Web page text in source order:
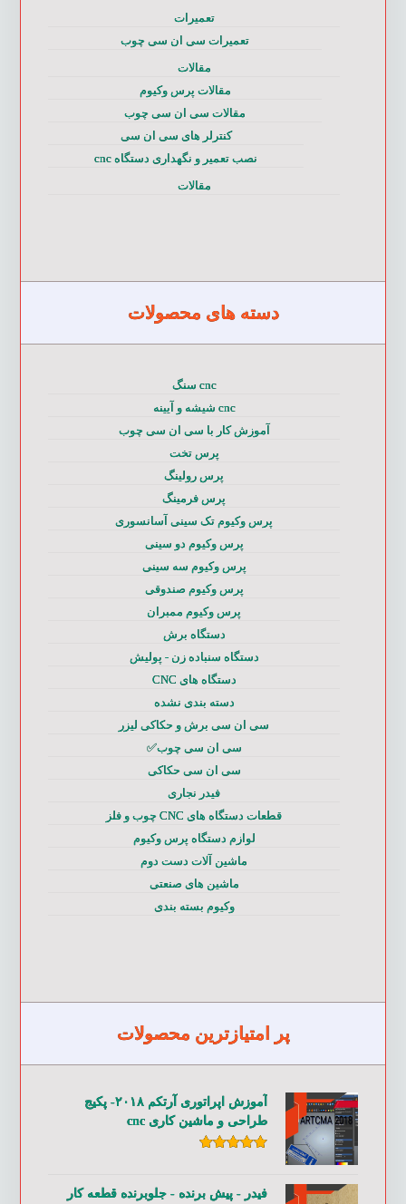
تعمیرات
تعمیرات سی ان سی چوب
مقالات
مقالات پرس وکیوم
مقالات سی ان سی چوب
کنترلر های سی ان سی
نصب تعمیر و نگهداری دستگاه cnc
مقالات
دسته های محصولات
cnc سنگ
cnc شیشه و آیینه
آموزش کار با سی ان سی چوب
پرس تخت
پرس رولینگ
پرس فرمینگ
پرس وکیوم تک سینی آسانسوری
پرس وکیوم دو سینی
پرس وکیوم سه سینی
پرس وکیوم صندوقی
پرس وکیوم ممبران
دستگاه برش
دستگاه سنباده زن - پولیش
دستگاه های CNC
دسته بندی نشده
سی ان سی برش و حکاکی لیزر
سی ان سی چوب✅
سی ان سی حکاکی
فیدر نجاری
قطعات دستگاه های CNC چوب و فلز
لوازم دستگاه پرس وکیوم
ماشین آلات دست دوم
ماشین های صنعتی
وکیوم بسته بندی
پر امتیازترین محصولات
آموزش اپراتوری آرتکم ۲۰۱۸- پکیج
طراحی و ماشین کاری cnc
فیدر - پیش برنده - جلوبرنده قطعه کار